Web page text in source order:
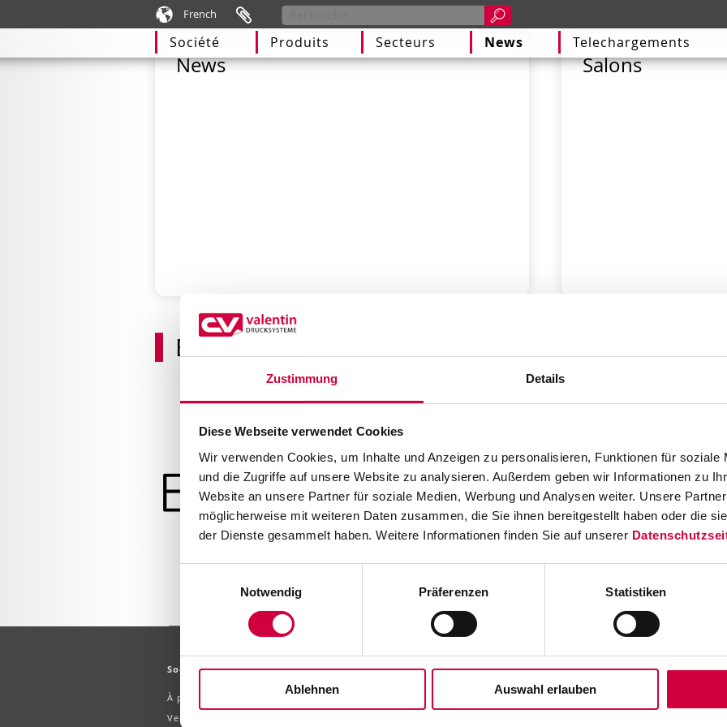
Zustimmung Details
Diese Webseite verwendet Cookies
Wir verwenden Cookies, um Inhalte und Anzeigen zu personalisieren, Funktionen für soziale
und die Zugriffe auf unsere Website zu analysieren. Außerdem geben wir Informationen zu
Website an unsere Partner für soziale Medien, Werbung und Analysen weiter. Unsere
möglicherweise mit weiteren Daten zusammen, die Sie ihnen bereitgestellt haben oder die
der Dienste gesammelt haben. Weitere Informationen finden Sie auf unserer
Notwendig
Präferenzen Statistiken
Ablehnen Auswahl erlauben
French
Société Produits Secteurs News Telechargements
News Salons
Empack 13 et 14 novembre 2019
L’avenir de l’industrie de l’emballage se rencontre en
Découvrez avec nous les dernières tendances et les
En tant que fournisseur complet de machines
participons bien entendu et nous nous réjouissons
Dans le hall 5.
Société
À propos
Vente
Produits
Imprimantes d'étiquettes
Secteurs